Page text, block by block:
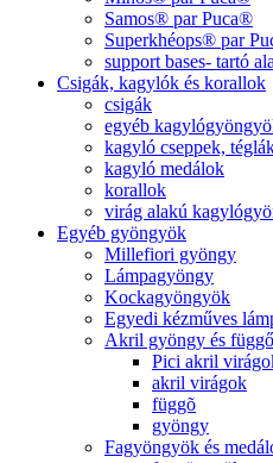
Samos® par Puca®
Superkhéops® par
support bases- tartó
Csigák, kagylók és korallok
csigák
egyéb
kagyló cseppek,
kagyló medálok
korallok
virág alakú
Egyéb gyöngyök
Millefiori gyöngy
Lámpagyöngy
Kockagyöngyök
Egyedi kézműves
Akril gyöngy és függő
Pici akril
akril virágok
függõ
gyöngy
Fagyöngyök és